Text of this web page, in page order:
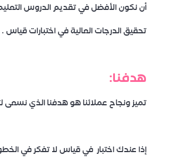
أن نكون الأفضل في تقديم الدروس
تحقيق الدرجات العالية في اختبارات قياس .
هدفنا:
تميز ونجاح عملائنا هو هدفنا الذي نسعى
إذا عندك اختبار في قياس لا تفكر في